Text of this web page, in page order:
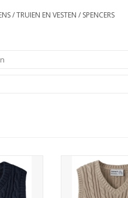
/TRUIEN EN VESTEN / SPENCERS